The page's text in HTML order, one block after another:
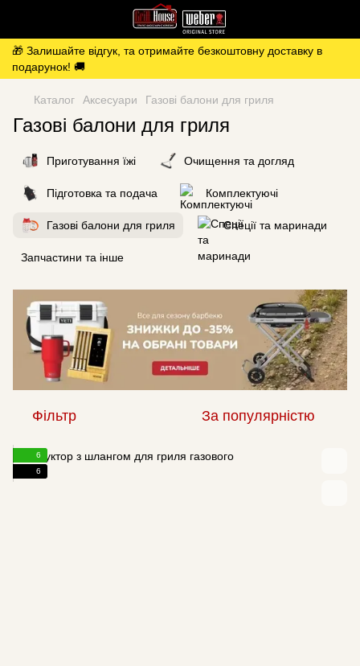
🎁 Залишайте відгук, та отримайте безкоштовну доставку в
подарунок! 🚚
Каталог Аксесуари Газові балони для гриля
Газові балони для гриля
Приготування їжі Очищення та догляд
Підготовка та подача Комплектуючі
Газові балони для гриля Спеції та маринади
Запчастини та інше
Фільтр За популярністю
6
6